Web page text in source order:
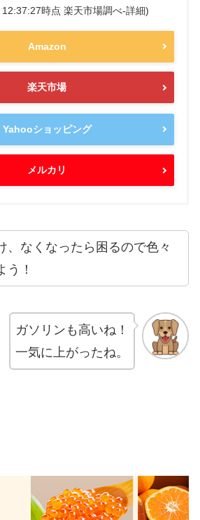
時点 楽天市場調べ-詳細)
Amazon
楽天市場
Yahooショッピング
メルカリ
、なくなったら困るので色々
う！
ガソリンも高いね！
一気に上がったね。